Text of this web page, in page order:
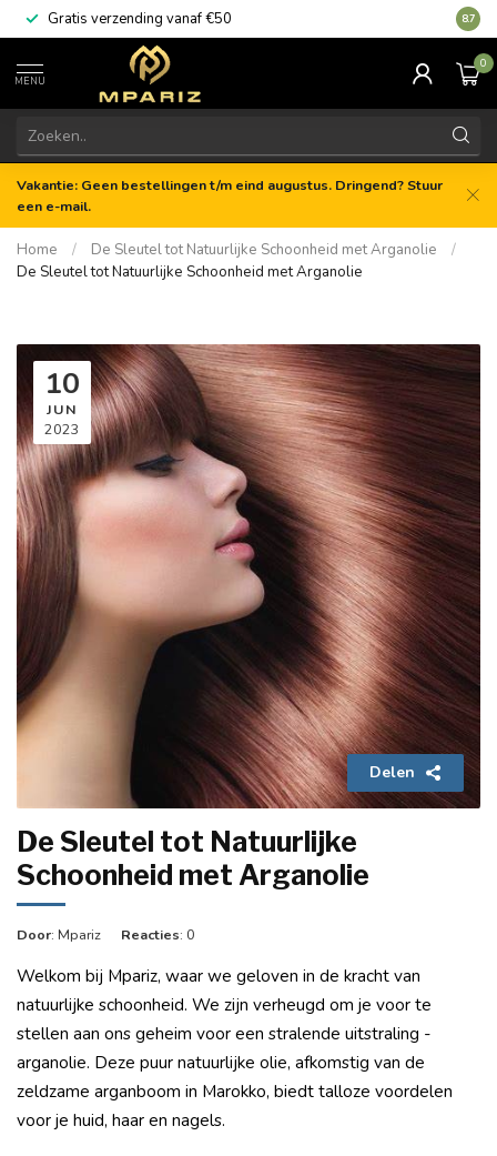
Gratis verzending vanaf €50 8.7
MENU
0
Vakantie: Geen bestellingen t/m eind augustus. Dringend? Stuur
een e-mail.
Home / De Sleutel tot Natuurlijke Schoonheid met Arganolie
/
De Sleutel tot Natuurlijke Schoonheid met Arganolie
10
JUN
2023
Delen
De Sleutel tot Natuurlijke
Schoonheid met Arganolie
Door: Mpariz Reacties: 0
Welkom bij Mpariz, waar we geloven in de kracht van
natuurlijke schoonheid. We zijn verheugd om je voor te
stellen aan ons geheim voor een stralende uitstraling -
arganolie. Deze puur natuurlijke olie, afkomstig van de
zeldzame arganboom in Marokko, biedt talloze voordelen
voor je huid, haar en nagels.